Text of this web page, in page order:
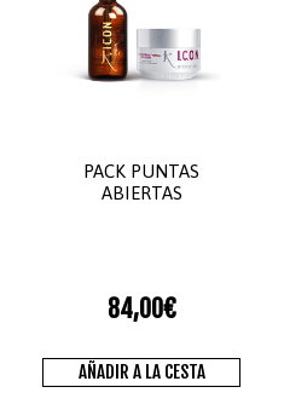
PACK PUNTAS
ABIERTAS
84,00€
AÑADIR A LA CESTA